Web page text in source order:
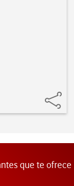
que te ofrece